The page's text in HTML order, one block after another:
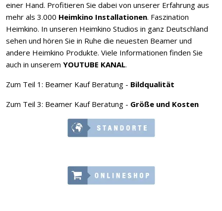
einer Hand. Profitieren Sie dabei von unserer Erfahrung aus
mehr als 3.000 Heimkino Installationen. Faszination
Heimkino. In unseren Heimkino Studios in ganz Deutschland
sehen und hören Sie in Ruhe die neuesten Beamer und
andere Heimkino Produkte. Viele Informationen finden Sie
auch in unserem YOUTUBE KANAL.
Zum Teil 1: Beamer Kauf Beratung - Bildqualität
Zum Teil 3: Beamer Kauf Beratung - Größe und Kosten